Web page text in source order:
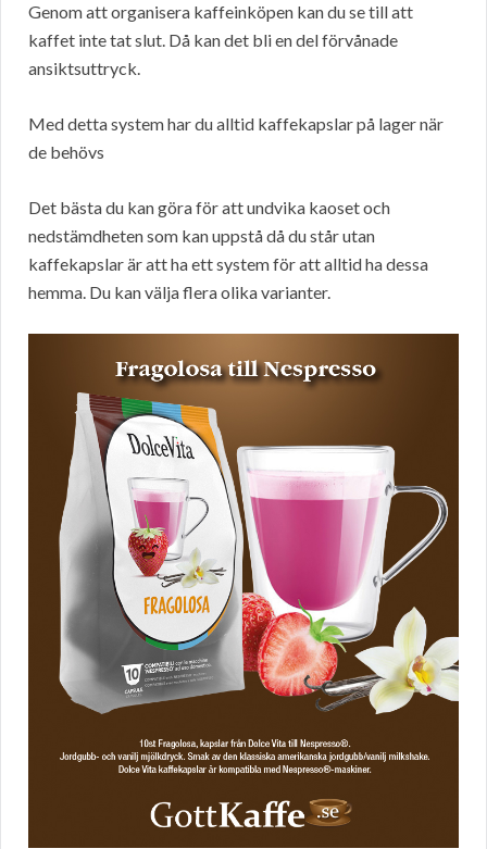
Genom att organisera kaffeinköpen kan du se till att
kaffet inte tat slut. Då kan det bli en del förvånade
ansiktsuttryck.
Med detta system har du alltid kaffekapslar på lager när
de behövs
Det bästa du kan göra för att undvika kaoset och
nedstämdheten som kan uppstå då du står utan
kaffekapslar är att ha ett system för att alltid ha dessa
hemma. Du kan välja flera olika varianter.